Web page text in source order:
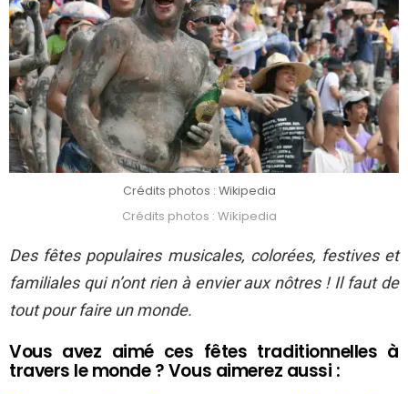
Crédits photos : Wikipedia
Crédits photos : Wikipedia
Des fêtes populaires musicales, colorées, festives et
familiales qui n’ont rien à envier aux nôtres ! Il faut de
tout pour faire un monde.
Vous avez aimé ces fêtes traditionnelles à
travers le monde ? Vous aimerez aussi :